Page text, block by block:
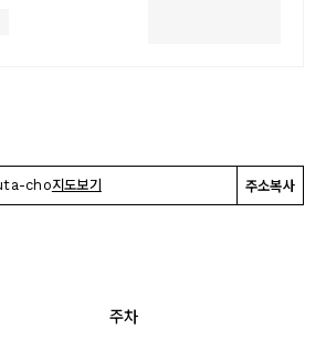
cho지도보기 주소복사
주차